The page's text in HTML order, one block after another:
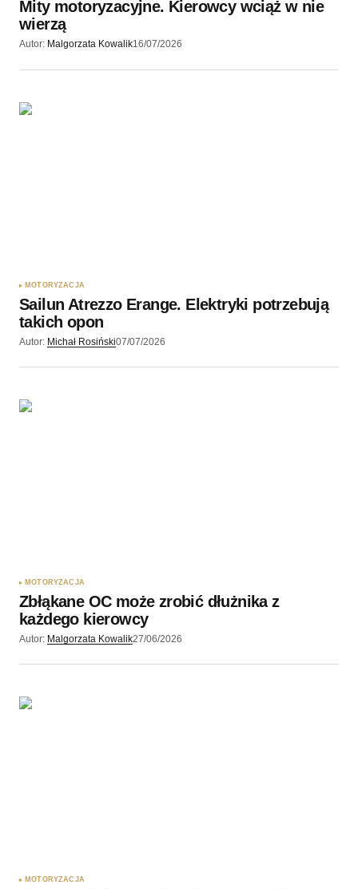
Mity motoryzacyjne. Kierowcy wciąż w nie
wierzą
Autor: Malgorzata Kowalik16/07/2026
MOTORYZACJA
Sailun Atrezzo Erange. Elektryki potrzebują
takich opon
Autor: Michał Rosiński07/07/2026
MOTORYZACJA
Zbłąkane OC może zrobić dłużnika z
każdego kierowcy
Autor: Malgorzata Kowalik27/06/2026
MOTORYZACJA